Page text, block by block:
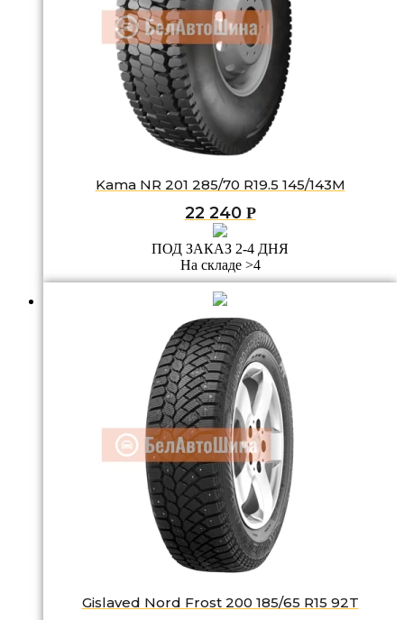
Kama NR 201 285/70 R19.5 145/143M
22 240 Р
ПОД ЗАКАЗ 2-4 ДНЯ
На складе >4
Gislaved Nord Frost 200 185/65 R15 92T